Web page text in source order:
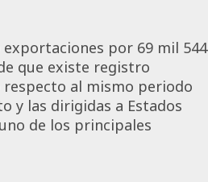
por 69 mil 544
que existe registro
al mismo periodo
y las dirigidas a Estados
de los principales